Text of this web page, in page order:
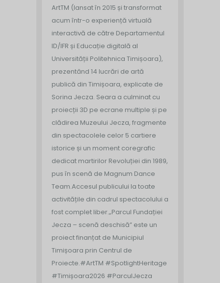
ArtTM (lansat în 2015 și transformat
acum într-o experiență virtuală
interactivă de către Departamentul
ID/IFR și Educație digitală al
Universității Politehnica Timișoara),
prezentând 14 lucrări de artă
publică din Timișoara, explicate de
Sorina Jecza. Seara a culminat cu
proiecții 3D pe ecrane multiple și pe
clădirea Muzeului Jecza, fragmente
din spectacolele celor 5 cartiere
istorice și un moment coregrafic
dedicat martirilor Revoluției din 1989,
pus în scenă de Magnum Dance
Team.Accesul publicului la toate
activitățile din cadrul spectacolului a
fost complet liber.„Parcul Fundației
Jecza – scenă deschisă” este un
proiect finanțat de Municipiul
Timișoara prin Centrul de
Proiecte.#ArtTM #SpotlightHeritage
#Timișoara2026 #ParculJecza